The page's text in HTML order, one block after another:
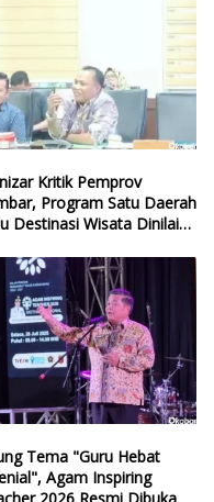
Kritik Pemprov
Program Satu Daerah
Destinasi Wisata Dinilai
Tema "Guru Hebat
Agam Inspiring